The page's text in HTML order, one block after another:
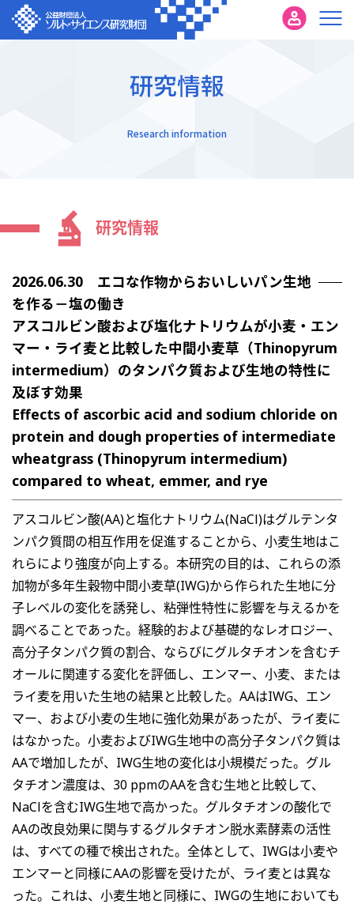
研究情報
Research information
研究情報
2026.06.30 エコな作物からおいしいパン生地
を作る－塩の働き
アスコルビン酸および塩化ナトリウムが小麦・エン
マー・ライ麦と比較した中間小麦草（Thinopyrum
intermedium）のタンパク質および生地の特性に
及ぼす効果
Effects of ascorbic acid and sodium chloride on
protein and dough properties of intermediate
wheatgrass (Thinopyrum intermedium)
compared to wheat, emmer, and rye
アスコルビン酸(AA)と塩化ナトリウム(NaCl)はグルテンタ
ンパク質間の相互作用を促進することから、小麦生地はこ
れらにより強度が向上する。本研究の目的は、これらの添
加物が多年生穀物中間小麦草(IWG)から作られた生地に分
子レベルの変化を誘発し、粘弾性特性に影響を与えるかを
調べることであった。経験的および基礎的なレオロジー、
高分子タンパク質の割合、ならびにグルタチオンを含むチ
オールに関連する変化を評価し、エンマー、小麦、または
ライ麦を用いた生地の結果と比較した。AAはIWG、エン
マー、および小麦の生地に強化効果があったが、ライ麦に
はなかった。小麦およびIWG生地中の高分子タンパク質は
AAで増加したが、IWG生地の変化は小規模だった。グル
タチオン濃度は、30 ppmのAAを含む生地と比較して、
NaClを含むIWG生地で高かった。グルタチオンの酸化で
AAの改良効果に関与するグルタチオン脱水素酵素の活性
は、すべての種で検出された。全体として、IWGは小麦や
エンマーと同様にAAの影響を受けたが、ライ麦とは異な
った。これは、小麦生地と同様に、IWGの生地においても